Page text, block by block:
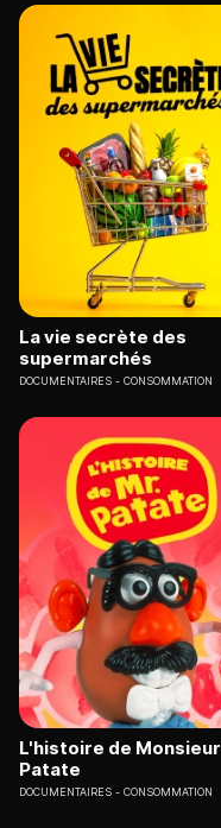
La vie secrète des
supermarchés
DOCUMENTAIRES CONSOMMATION
L'histoire de Monsieur
Patate
DOCUMENTAIRES CONSOMMATION